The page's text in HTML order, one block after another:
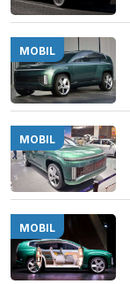
MOBIL
MOBIL
MOBIL